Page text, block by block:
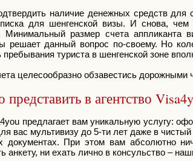
наличие денежных средств
для шенгенской визы. И снова,
размер счета аппликанта
решает данный вопрос по-своему. Но
туриста в шенгенской зоне
целесообразно обзавестись
в агентство
предлагает вам уникальную услугу:
вас мультивизу до 5-ти лет даже в
документах. При этом вам абсолютно
анкету, ни ехать лично в консульство –